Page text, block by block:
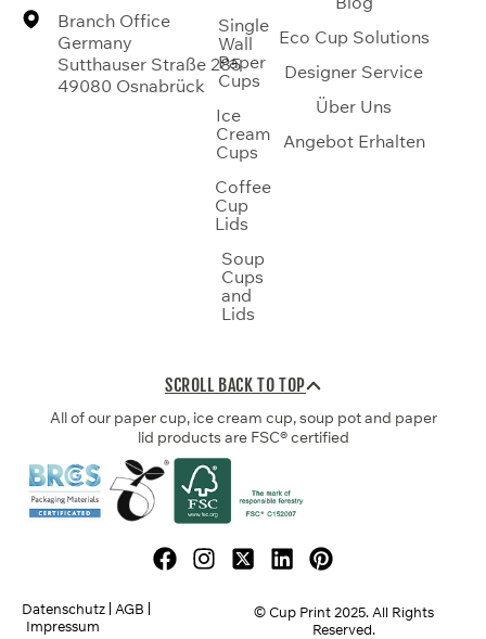
Branch Office
Germany
Sutthauser Straße 285
49080 Osnabrück
Single
Wall
Paper
Cups
Ice
Cream
Cups
Coffee
Cup
Lids
Soup
Cups
and
Lids
Eco Cup Solutions
Designer Service
Über Uns
Angebot Erhalten
SCROLL BACK TO TOP
All of our paper cup, ice cream cup, soup pot and paper
lid products are FSC® certified
© Cup Print2025. All Rights
Reserved.
Datenschutz
AGB
Impressum